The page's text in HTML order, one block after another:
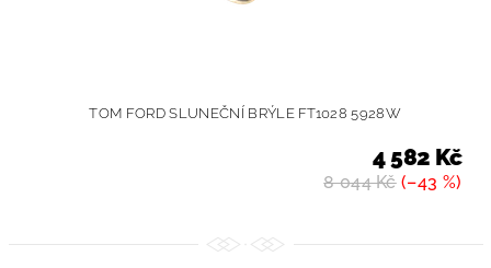
TOM FORD SLUNEČNÍ BRÝLE FT1028 5928W
8 044 Kč(–43 %)
4 582 Kč